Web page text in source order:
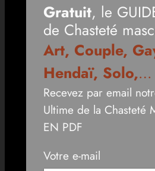
Gratuit, le
de Chasteté
Art, Couple,
Hendaï, Solo,…
Recevez par email
Ultime de la Chasteté
EN PDF
Votre e-mail